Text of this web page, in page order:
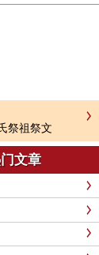
祭祖祭文
文章